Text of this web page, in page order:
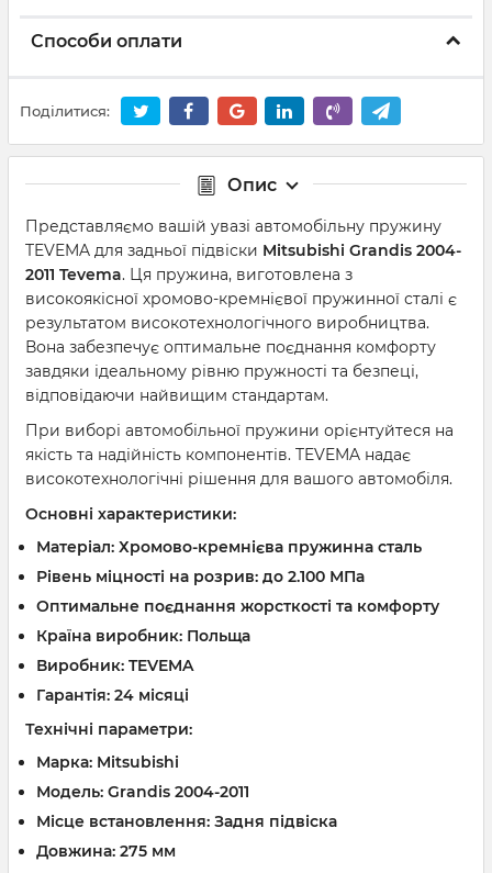
Способи оплати
Поділитися:
Опис
Представляємо вашій увазі автомобільну пружину
TEVEMA для задньої підвіски Mitsubishi Grandis 2004-
2011 Tevema. Ця пружина, виготовлена ​​з
високоякісної хромово-кремнієвої пружинної сталі є
результатом високотехнологічного виробництва.
Вона забезпечує оптимальне поєднання комфорту
завдяки ідеальному рівню пружності та безпеці,
відповідаючи найвищим стандартам.
При виборі автомобільної пружини орієнтуйтеся на
якість та надійність компонентів. TEVEMA надає
високотехнологічні рішення для вашого автомобіля.
Основні характеристики:
Матеріал: Хромово-кремнієва пружинна сталь
Рівень міцності на розрив: до 2.100 МПа
Оптимальне поєднання жорсткості та комфорту
Країна виробник: Польща
Виробник: TEVEMA
Гарантія: 24 місяці
Технічні параметри:
Марка: Mitsubishi
Модель: Grandis 2004-2011
Місце встановлення: Задня підвіска
Довжина: 275 мм